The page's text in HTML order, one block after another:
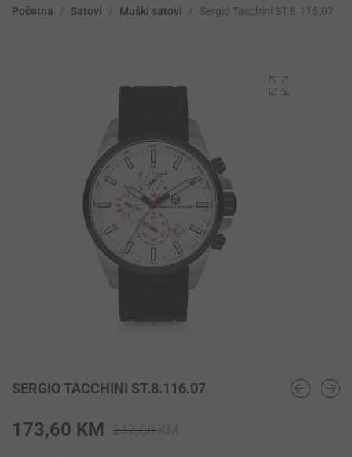
Početna / Satovi / Muški satovi / Sergio Tacchini ST.8.116.07
SERGIO TACCHINI ST.8.116.07
217,00
173,60 KM